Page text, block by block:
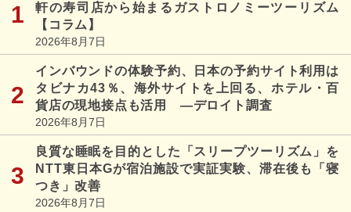
軒の寿司店から始まるガストロノミーツーリズム
【コラム】
2026年8月7日
インバウンドの体験予約、日本の予約サイト利用は
タビナカ43％、海外サイトを上回る、ホテル・百
貨店の現地接点も活用 ―デロイト調査
2026年8月7日
良質な睡眠を目的とした「スリープツーリズム」を
NTT東日本Gが宿泊施設で実証実験、滞在後も「寝
つき」改善
2026年8月7日